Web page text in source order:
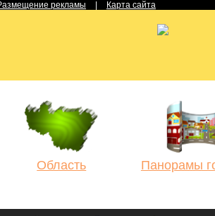
рекламы Карта сайта
Область Панорамы